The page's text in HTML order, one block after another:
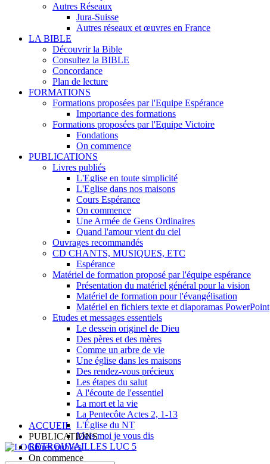
Autres Réseaux
Jura-Suisse
Autres réseaux et œuvres en France
LA BIBLE
Découvrir la Bible
Consultez la BIBLE
Concordance
Plan de lecture
FORMATIONS
Formations proposées par l'Equipe Espérance
Importance des formations
Formations proposées par l'Equipe Victoire
Fondations
On commence
PUBLICATIONS
Livres publiés
L'Eglise en toute simplicité
L'Eglise dans nos maisons
Cours Espérance
On commence
Une Armée de Gens Ordinaires
Quand l'amour vient du ciel
Ouvrages recommandés
CD CHANTS, MUSIQUES, ETC
Espérance
Matériel de formation proposé par l'équipe espérance
Présentation du matériel général pour la vision
Matériel de formation pour l'évangélisation
Matériel en fichiers texte et diaporamas PowerPoint
Etudes et messages essentiels
Le dessein originel de Dieu
Des pères et des mères
Comme un arbre de vie
Une église dans les maisons
Des rendez-vous précieux
Les étapes du salut
A l'écoute de l'essentiel
La mort et la vie
La Pentecôte Actes 2, 1-13
L'Église du NT
Mais moi je vous dis
RETROUVAILLES LUC 5
ACCUEIL
PUBLICATIONS
Livres publiés
On commence